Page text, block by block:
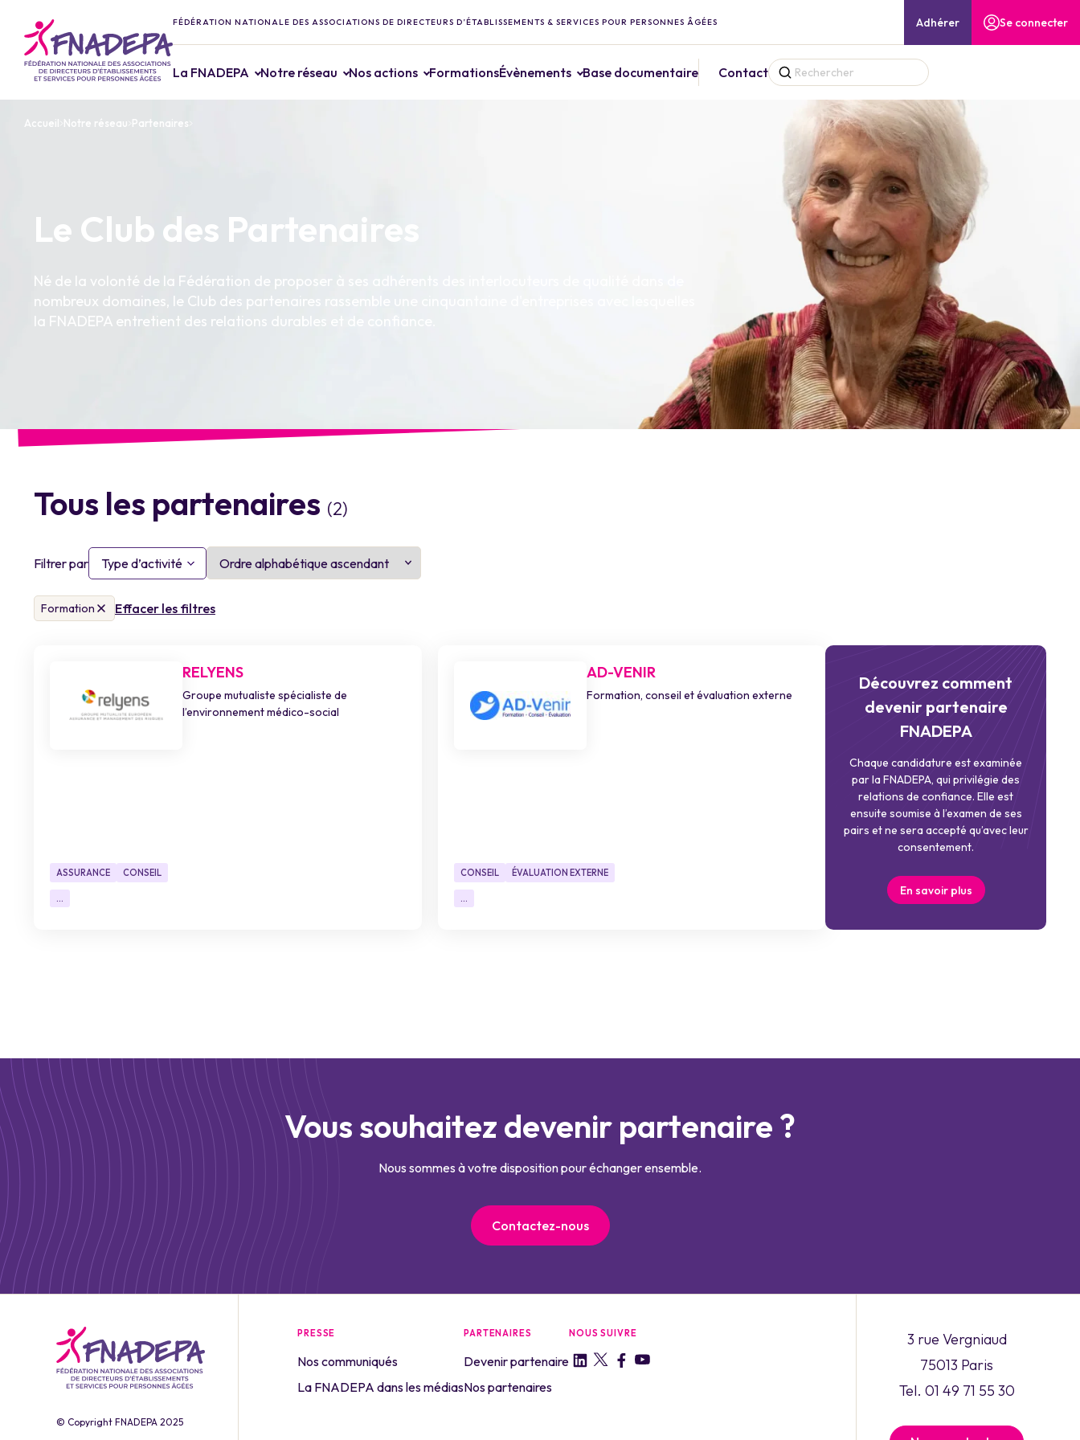
FÉDÉRATION NATIONALE DES ASSOCIATIONS DE DIRECTEURS D’ÉTABLISSEMENTS & SERVICES POUR PERSONNES ÂGÉES
La FNADEPA Notre réseau Nos actions FormationsÉvènements Base documentaire Contact
Adhérer Se connecter
Accueil Notre réseau Partenaires
Le Club des Partenaires
Né de la volonté de la Fédération de proposer à ses adhérents des interlocuteurs de qualité dans de
nombreux domaines, le Club des partenaires rassemble une cinquantaine d'entreprises avec lesquelles
la FNADEPA entretient des relations durables et de confiance.
Tous les partenaires (2)
Filtrer par Type d’activité
Formation Effacer les filtres
RELYENS
Groupe mutualiste spécialiste de
l’environnement médico-social
ASSURANCE CONSEIL
...
AD-VENIR
Formation, conseil et évaluation externe
CONSEIL ÉVALUATION EXTERNE
...
Découvrez comment
devenir partenaire
FNADEPA
Chaque candidature est examinée
par la FNADEPA, qui privilégie des
relations de confiance. Elle est
ensuite soumise à l’examen de ses
pairs et ne sera accepté qu’avec leur
consentement.
En savoir plus
Vous souhaitez devenir partenaire ?
Nous sommes à votre disposition pour échanger ensemble.
Contactez-nous
© Copyright FNADEPA 2025
PRESSE
Nos communiqués
La FNADEPA dans les médias
PARTENAIRES
Devenir partenaire
Nos partenaires
NOUS SUIVRE
3 rue Vergniaud
75013 Paris
Tel. 01 49 71 55 30